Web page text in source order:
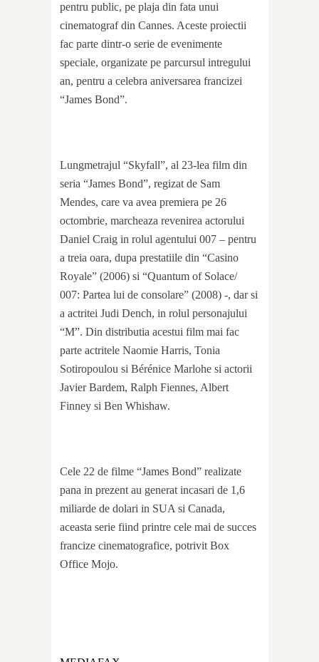
pentru public, pe plaja din fata unui
cinematograf din Cannes. Aceste proiectii
fac parte dintr-o serie de evenimente
speciale, organizate pe parcursul intregului
an, pentru a celebra aniversarea francizei
“James Bond”.
Lungmetrajul “Skyfall”, al 23-lea film din
seria “James Bond”, regizat de Sam
Mendes, care va avea premiera pe 26
octombrie, marcheaza revenirea actorului
Daniel Craig in rolul agentului 007 – pentru
a treia oara, dupa prestatiile din “Casino
Royale” (2006) si “Quantum of Solace/
007: Partea lui de consolare” (2008) -, dar si
a actritei Judi Dench, in rolul personajului
“M”. Din distributia acestui film mai fac
parte actritele Naomie Harris, Tonia
Sotiropoulou si Bérénice Marlohe si actorii
Javier Bardem, Ralph Fiennes, Albert
Finney si Ben Whishaw.
Cele 22 de filme “James Bond” realizate
pana in prezent au generat incasari de 1,6
miliarde de dolari in SUA si Canada,
aceasta serie fiind printre cele mai de succes
francize cinematografice, potrivit Box
Office Mojo.